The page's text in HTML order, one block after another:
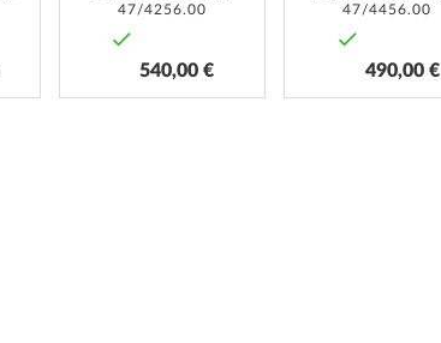
47/4256.00
540,00 €
47/4456.00
490,00 €